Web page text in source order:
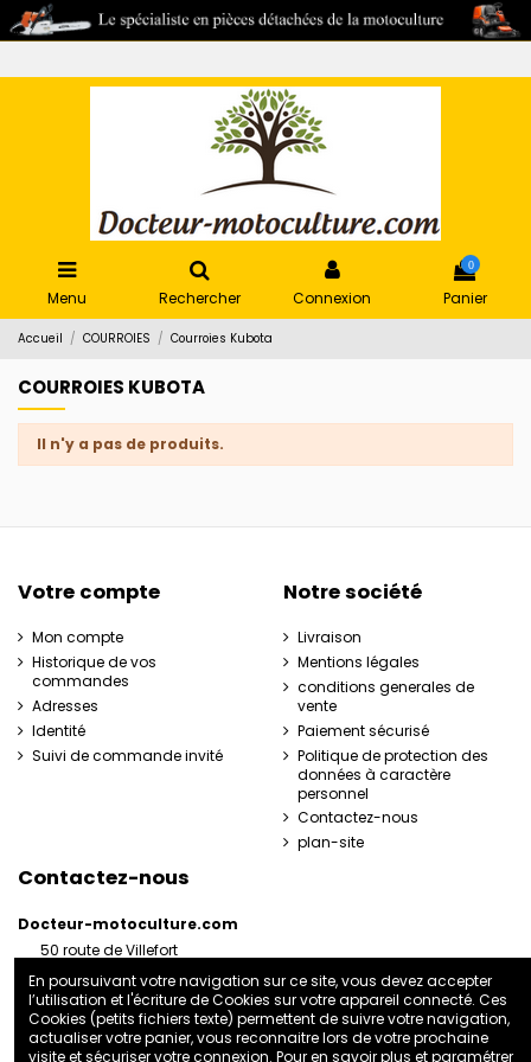
Menu Rechercher Connexion
0
Panier
Accueil COURROIES Courroies Kubota
COURROIES KUBOTA
Il n'y a pas de produits.
Votre compte
Mon compte
Historique de vos
commandes
Adresses
Identité
Suivi de commande invité
Notre société
Livraison
Mentions légales
conditions generales de
vente
Paiement sécurisé
Politique de protection des
données à caractère
personnel
Contactez-nous
plan-site
Contactez-nous
Docteur-motoculture.com
50 route de Villefort
France
06 35 41 62 07
docteurmotoculture2@gmail.com
En poursuivant votre navigation sur ce site, vous devez accepter
l’utilisation et l'écriture de Cookies sur votre appareil connecté. Ces
Cookies (petits fichiers texte) permettent de suivre votre navigation,
actualiser votre panier, vous reconnaitre lors de votre prochaine
visite et sécuriser votre connexion. Pour en savoir plus et paramétrer